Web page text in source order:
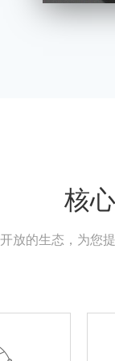
核
放的生态，为您